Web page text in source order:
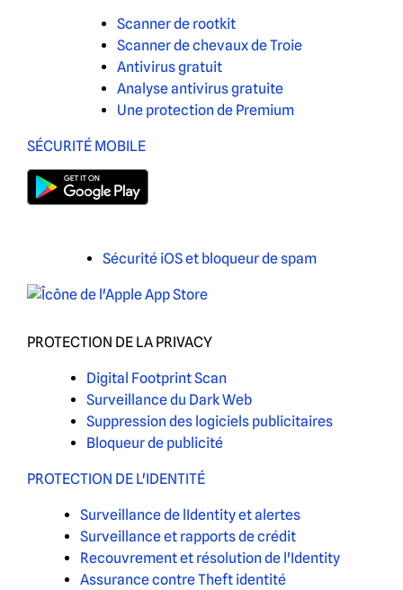
Scanner de rootkit
Scanner de chevaux de Troie
Antivirus gratuit
Analyse antivirus gratuite
Une protection de Premium
SÉCURITÉ MOBILE
Sécurité iOS et bloqueur de spam
PROTECTION DE LA PRIVACY
Digital Footprint Scan
Surveillance du Dark Web
Suppression des logiciels publicitaires
Bloqueur de publicité
PROTECTION DE L'IDENTITÉ
Surveillance de lIdentity et alertes
Surveillance et rapports de crédit
Recouvrement et résolution de l'Identity
Assurance contre Theft identité